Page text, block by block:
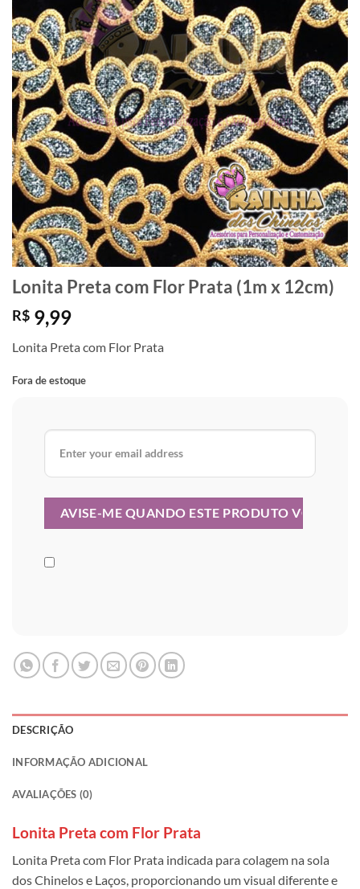
Lonita Preta com Flor Prata (1m x 12cm)
R$ 9,99
Lonita Preta com Flor Prata
Fora de estoque
DESCRIÇÃO
INFORMAÇÃO ADICIONAL
AVALIAÇÕES (0)
Lonita Preta com Flor Prata
Lonita Preta com Flor Prata indicada para colagem na sola
dos Chinelos e Laços, proporcionando um visual diferente e